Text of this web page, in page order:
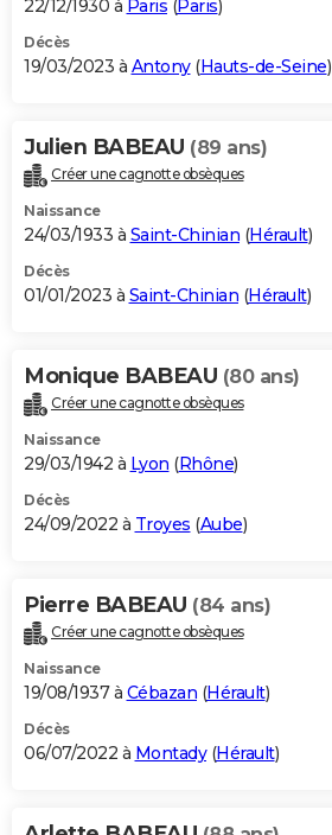
22/12/1930 à Paris (Paris)
Décès
19/03/2023 à Antony(Hauts-de-Seine)
Julien BABEAU (89 ans)
Créer une cagnotte obsèques
Naissance
24/03/1933 à Saint-Chinian (Hérault)
Décès
01/01/2023 à Saint-Chinian (Hérault)
Monique BABEAU (80 ans)
Créer une cagnotte obsèques
Naissance
29/03/1942 à Lyon (Rhône)
Décès
24/09/2022 à Troyes (Aube)
Pierre BABEAU (84 ans)
Créer une cagnotte obsèques
Naissance
19/08/1937 à Cébazan (Hérault)
Décès
06/07/2022 à Montady(Hérault)